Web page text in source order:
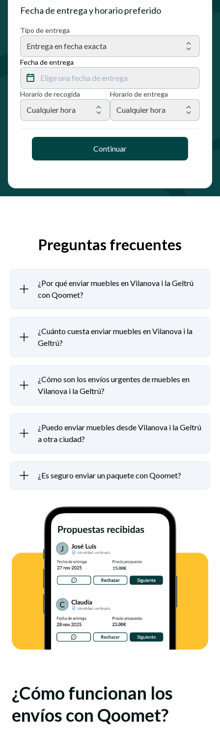
Fecha de entrega y horario preferido
Tipo de entrega
Entrega en fecha exacta
Fecha de entrega
Elige una fecha de entrega
Horario de recogida
Cualquier hora
Horario de entrega
Cualquier hora
Continuar
Preguntas frecuentes
¿Por qué enviar muebles en Vilanova i la Geltrú
con Qoomet?
¿Cuánto cuesta enviar muebles en Vilanova i la
Geltrú?
¿Cómo son los envíos urgentes de muebles en
Vilanova i la Geltrú?
¿Puedo enviar muebles desde Vilanova i la Geltrú
a otra ciudad?
¿Es seguro enviar un paquete con Qoomet?
¿Cómo funcionan los
envíos con Qoomet?